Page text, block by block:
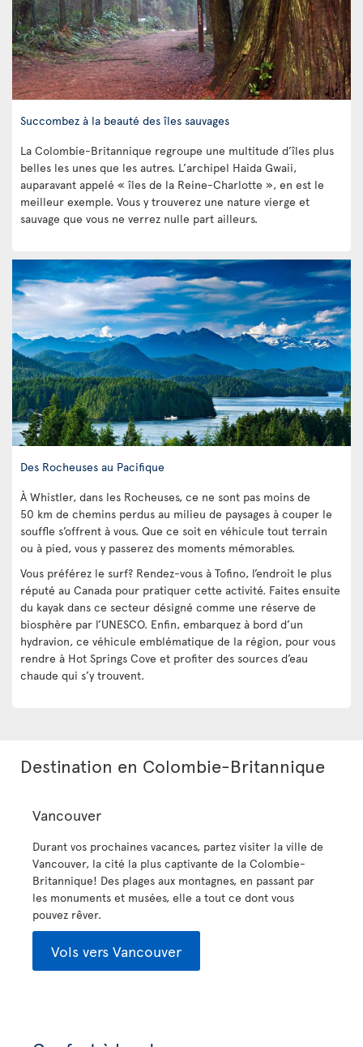
Succombez à la beauté des îles sauvages
La Colombie-Britannique regroupe une multitude d’îles plus
belles les unes que les autres. L’archipel Haida Gwaii,
auparavant appelé « îles de la Reine-Charlotte », en est le
meilleur exemple. Vous y trouverez une nature vierge et
sauvage que vous ne verrez nulle part ailleurs.
Des Rocheuses au Pacifique
À Whistler, dans les Rocheuses, ce ne sont pas moins de
50 km de chemins perdus au milieu de paysages à couper le
souffle s’offrent à vous. Que ce soit en véhicule tout terrain
ou à pied, vous y passerez des moments mémorables.
Vous préférez le surf? Rendez-vous à Tofino, l’endroit le plus
réputé au Canada pour pratiquer cette activité. Faites ensuite
du kayak dans ce secteur désigné comme une réserve de
biosphère par l’UNESCO. Enfin, embarquez à bord d’un
hydravion, ce véhicule emblématique de la région, pour vous
rendre à Hot Springs Cove et profiter des sources d’eau
chaude qui s’y trouvent.
Destination en Colombie-Britannique
Vancouver
Durant vos prochaines vacances, partez visiter la ville de
Vancouver, la cité la plus captivante de la Colombie-
Britannique! Des plages aux montagnes, en passant par
les monuments et musées, elle a tout ce dont vous
pouvez rêver.
Vols vers Vancouver